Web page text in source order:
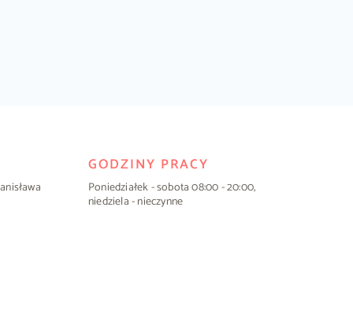
GODZINY PRACY
Poniedziałek - sobota 08:00 - 20:00,
niedziela - nieczynne